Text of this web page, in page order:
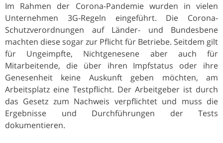
Im Rahmen der Corona-Pandemie wurden in vielen
Unternehmen 3G-Regeln eingeführt. Die Corona-
Schutzverordnungen auf Länder- und Bundesbene
machten diese sogar zur Pflicht für Betriebe. Seitdem gilt
für Ungeimpfte, Nichtgenesene aber auch für
Mitarbeitende, die über ihren Impfstatus oder ihre
Genesenheit keine Auskunft geben möchten, am
Arbeitsplatz eine Testpflicht. Der Arbeitgeber ist durch
das Gesetz zum Nachweis verpflichtet und muss die
Ergebnisse und Durchführungen der Tests
dokumentieren.